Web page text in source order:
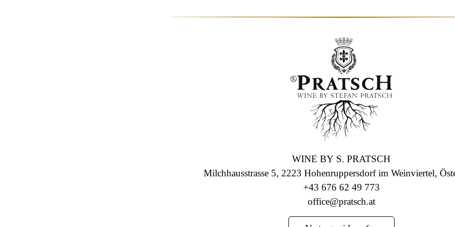
WINE BY S. PRATSCH
Milchhausstrasse 5, 2223 Hohenruppersdorf im Weinviertel,
+43 676 62 49 773
office@pratsch.at